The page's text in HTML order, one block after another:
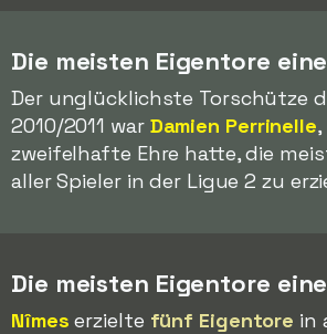
Die meisten Eigentore
Der unglücklichste Torschütze
2010/2011 war Damien Perrinelle
zweifelhafte Ehre hatte, die
aller Spieler in der Ligue 2 zu
Die meisten Eigentore
Nîmes erzielte fünf Eigentore in